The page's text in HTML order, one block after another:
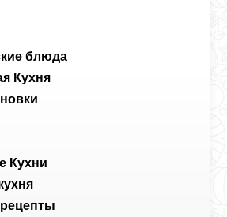
блюда
Кухня
Кухни